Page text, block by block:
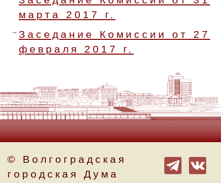
марта 2017 г.
Заседание Комиссии от 27
февраля 2017 г.
© Волгоградская
городская Дума